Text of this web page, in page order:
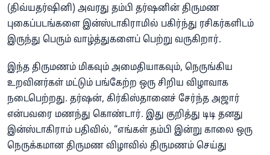
(திவ்யதர்ஷினி) அவரது தம்பி தர்ஷனின் திருமண
புகைப்படங்களை இன்ஸ்டாகிராமில் பகிர்ந்து ரசிகர்களிடம்
இருந்து பெரும் வாழ்த்துகளைப் பெற்று வருகிறார்.
இந்த திருமணம் மிகவும் அமைதியாகவும், நெருங்கிய
உறவினர்கள் மட்டும் பங்கேற்ற ஒரு சிறிய விழாவாக
நடைபெற்றது. தர்ஷன், கிர்கிஸ்தானைச் சேர்ந்த அஜார்
என்பவரை மணந்து கொண்டார். இது குறித்து டிடி தனது
இன்ஸ்டாகிராம் பதிவில், “எங்கள் தம்பி இன்று காலை ஒரு
நெருக்கமான திருமண விழாவில் திருமணம் செய்து